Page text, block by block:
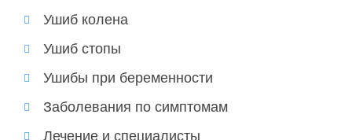
Ушиб колена
Ушиб стопы
Ушибы при беременности
Заболевания по симптомам
Лечение и специалисты